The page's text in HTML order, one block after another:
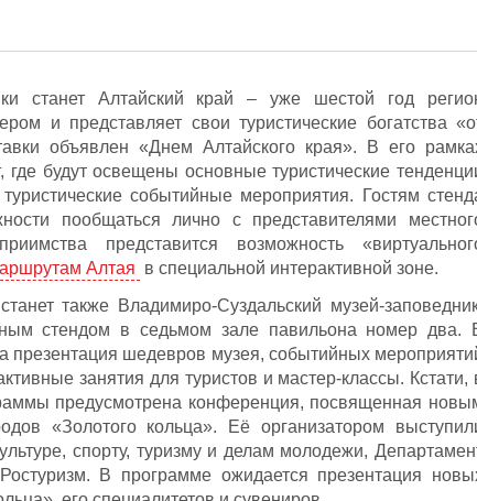
станет Алтайский край – уже шестой год
и представляет свои туристические богатства
объявлен «Днем Алтайского края». В его
будут освещены основные туристические
событийные мероприятия. Гостям
пообщаться лично с представителями
представится возможность
Алтая в специальной интерактивной зоне.
также Владимиро-Суздальский музей-
стендом в седьмом зале павильона номер два.
презентация шедевров музея, событийных
занятия для туристов и мастер-классы. Кстати,
предусмотрена конференция, посвященная
«Золотого кольца». Её организатором
спорту, туризму и делам молодежи,
В программе ожидается презентация